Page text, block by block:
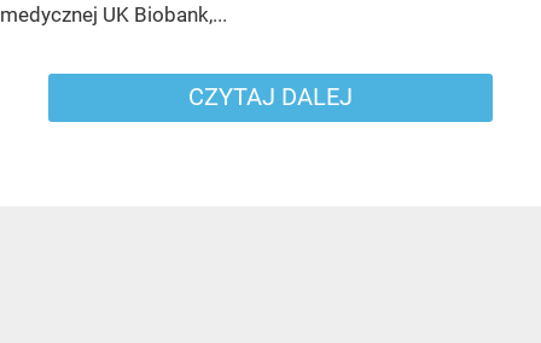
medycznej UK Biobank,...
CZYTAJ DALEJ